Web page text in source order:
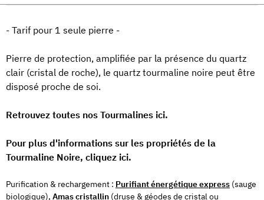
- Tarif pour 1 seule pierre -
Pierre de protection, amplifiée par la présence du quartz
clair (cristal de roche), le quartz tourmaline noire peut être
disposé proche de soi.
Retrouvez toutes nos Tourmalines ici.
Pour plus d'informations sur les propriétés de la
Tourmaline Noire, cliquez ici.
Purification & rechargement : Purifiant énergétique express (sauge
biologique), Amas cristallin (druse & géodes de cristal ou